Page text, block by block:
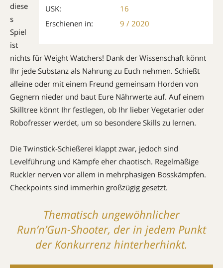
USK:
16
Erschienen in:
9 / 2020
diese
s
Spiel
ist
nichts für Weight ­Watchers! Dank der Wissenschaft könnt
Ihr jede Substanz als Nahrung zu Euch nehmen. Schießt
alleine oder mit einem Freund gemeinsam Horden von
Gegnern nieder und baut Eure Nährwerte auf. Auf einem
Skilltree könnt Ihr festlegen, ob Ihr lieber Vegetarier oder
Robofresser werdet, um so besondere Skills zu lernen.
Die Twinstick-Schießerei klappt zwar, jedoch sind
Levelführung und Kämpfe eher chaotisch. Regelmäßige
Ruckler nerven vor allem in mehrphasigen Bosskämpfen.
Checkpoints sind immerhin großzügig gesetzt.
Thematisch ungewöhnlicher
Run’n’Gun-Shooter, der in jedem Punkt
der Konkurrenz hinterherhinkt.